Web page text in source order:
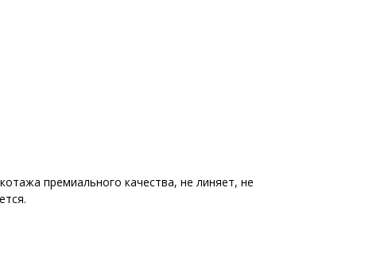
премиального качества, не линяет, не